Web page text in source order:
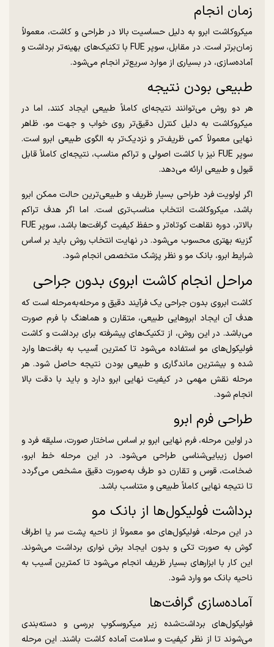
زمان انجام
میکروکاشت ابرو به دلیل حساسیت بالا در طراحی و کاشت، معمولاً
زمان‌برتر است. در مقابل، سوپر FUE با تکنیک‌های بهینه‌تر برداشت و
آماده‌سازی، در بسیاری از موارد سریع‌تر انجام می‌شود.
طبیعی بودن نتیجه
هر دو روش می‌توانند نتیجه‌ای کاملاً طبیعی ایجاد کنند، اما در
میکروکاشت به دلیل کنترل دقیق‌تر روی خواب و جهت مو، ظاهر
نهایی معمولاً کمی ظریف‌تر و نزدیک‌تر به الگوی طبیعی ابرو است.
سوپر FUE نیز با کاشت اصولی و تراکم مناسب، نتیجه‌ای کاملاً قابل
قبول و طبیعی ارائه می‌دهد.
اگر اولویت فرد طراحی بسیار ظریف و طبیعی‌ترین حالت ممکن ابرو
باشد، میکروکاشت انتخاب مناسب‌تری است. اما اگر هدف تراکم
بالاتر، دوره نقاهت کوتاه‌تر و حفظ کیفیت گرافت‌ها باشد، سوپر FUE
گزینه بهتری محسوب می‌شود. در نهایت انتخاب روش باید بر اساس
شرایط ابرو، بانک مو و نظر پزشک متخصص انجام شود.
مراحل انجام کاشت ابروی بدون جراحی
کاشت ابروی بدون جراحی یک فرآیند دقیق و مرحله‌به‌مرحله است که
هدف آن ایجاد ابروهایی طبیعی، متقارن و هماهنگ با فرم صورت
می‌باشد. در این روش، از تکنیک‌های پیشرفته برای برداشت و کاشت
فولیکول‌های مو استفاده می‌شود تا کمترین آسیب به بافت‌ها وارد
شده و بیشترین ماندگاری و طبیعی بودن نتیجه حاصل شود. هر
مرحله نقش مهمی در کیفیت نهایی ابرو دارد و باید با دقت بالا
انجام شود.
طراحی فرم ابرو
در اولین مرحله، فرم نهایی ابرو بر اساس ساختار صورت، سلیقه فرد و
اصول زیبایی‌شناسی طراحی می‌شود. در این مرحله خط ابرو،
ضخامت، قوس و تقارن دو طرف به‌صورت دقیق مشخص می‌گردد
تا نتیجه نهایی کاملاً طبیعی و متناسب باشد.
برداشت فولیکول‌ها از بانک مو
در این مرحله، فولیکول‌های مو معمولاً از ناحیه پشت سر یا اطراف
گوش به صورت تکی و بدون ایجاد برش نواری برداشت می‌شوند.
این کار با ابزارهای بسیار ظریف انجام می‌شود تا کمترین آسیب به
ناحیه بانک مو وارد شود.
آماده‌سازی گرافت‌ها
فولیکول‌های برداشت‌شده زیر میکروسکوپ بررسی و دسته‌بندی
می‌شوند تا از نظر کیفیت و سلامت آماده کاشت باشند. این مرحله